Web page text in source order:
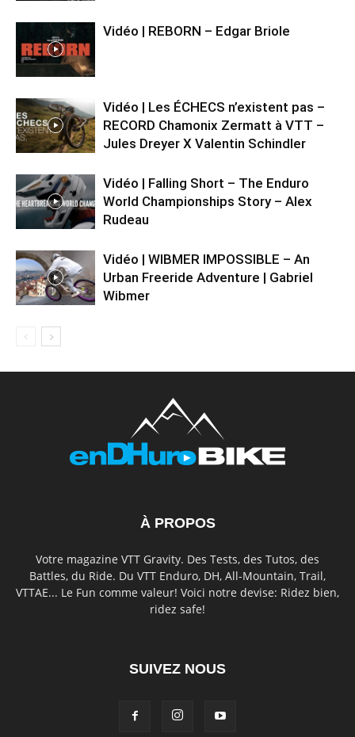
Vidéo | REBORN – Edgar Briole
Vidéo | Les ÉCHECS n’existent pas –
RECORD Chamonix Zermatt à VTT –
Jules Dreyer X Valentin Schindler
Vidéo | Falling Short – The Enduro
World Championships Story – Alex
Rudeau
Vidéo | WIBMER IMPOSSIBLE – An
Urban Freeride Adventure | Gabriel
Wibmer
À PROPOS
Votre magazine VTT Gravity. Des Tests, des Tutos, des
Battles, du Ride. Du VTT Enduro, DH, All-Mountain, Trail,
VTTAE... Le Fun comme valeur! Voici notre devise: Ridez bien,
ridez safe!
SUIVEZ NOUS